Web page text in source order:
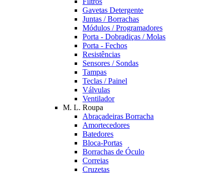
Gavetas Detergente
Juntas / Borrachas
Módulos / Programadores
Porta - Dobradiças / Molas
Porta - Fechos
Resistências
Sensores / Sondas
Tampas
Teclas / Painel
Válvulas
Ventilador
M. L. Roupa
Abraçadeiras Borracha
Amortecedores
Batedores
Bloca-Portas
Borrachas de Óculo
Correias
Cruzetas